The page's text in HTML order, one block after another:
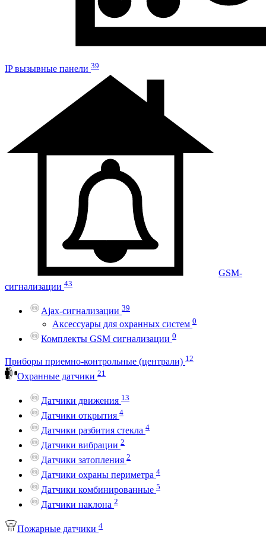
IP вызывные панели 39
GSM-
сигнализации 43
Ajax-сигнализации 39
Аксессуары для охранных систем 0
Комплекты GSM сигнализации 0
Приборы приемно-контрольные (централи) 12
Охранные датчики 21
Датчики движения 13
Датчики открытия 4
Датчики разбития стекла 4
Датчики вибрации 2
Датчики затопления 2
Датчики охраны периметра 4
Датчики комбинированные 5
Датчики наклона 2
Пожарные датчики 4